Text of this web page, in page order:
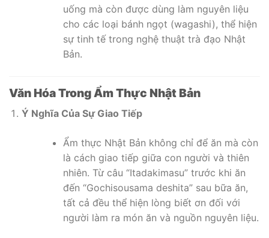
uống mà còn được dùng làm nguyên liệu
cho các loại bánh ngọt (wagashi), thể hiện
sự tinh tế trong nghệ thuật trà đạo Nhật
Bản.
Văn Hóa Trong Ẩm Thực Nhật Bản
Ý Nghĩa Của Sự Giao Tiếp
Ẩm thực Nhật Bản không chỉ để ăn mà còn
là cách giao tiếp giữa con người và thiên
nhiên. Từ câu “Itadakimasu” trước khi ăn
đến “Gochisousama deshita” sau bữa ăn,
tất cả đều thể hiện lòng biết ơn đối với
người làm ra món ăn và nguồn nguyên liệu.